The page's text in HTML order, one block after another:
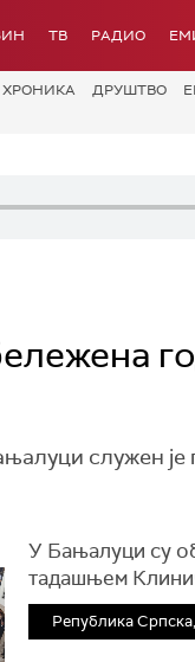
ТВ РАДИО
ХРОНИКА ДРУШТВО
служен
У Бањалуци су
тадашњем
Република